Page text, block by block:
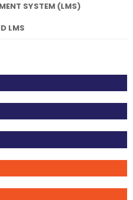
SYSTEM (LMS)
LMS